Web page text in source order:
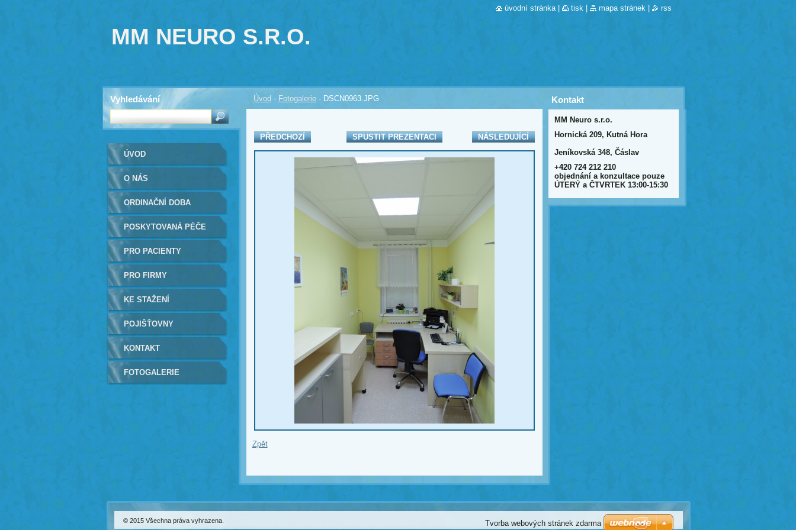
MM NEURO S.R.O.
Úvod - Fotogalerie - DSCN0963.JPG
PŘEDCHOZÍ SPUSTIT PREZENTACI NÁSLEDUJÍCÍ
Zpět
ÚVOD
O NÁS
ORDINAČNÍ DOBA
POSKYTOVANÁ PÉČE
PRO PACIENTY
PRO FIRMY
KE STAŽENÍ
POJIŠŤOVNY
KONTAKT
FOTOGALERIE
Kontakt
MM Neuro s.r.o.
Hornická 209, Kutná Hora
Jeníkovská 348, Čáslav
+420 724 212 210
objednání a konzultace pouze
ÚTERÝ a ČTVRTEK 13:00-15:30
Vyhledávání
úvodní stránka tisk mapa stránek rss
© 2015 Všechna práva vyhrazena. Tvorba webových stránek zdarma